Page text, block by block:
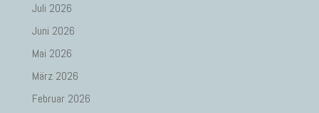
Juli 2026
Juni 2026
Mai 2026
März 2026
Februar 2026